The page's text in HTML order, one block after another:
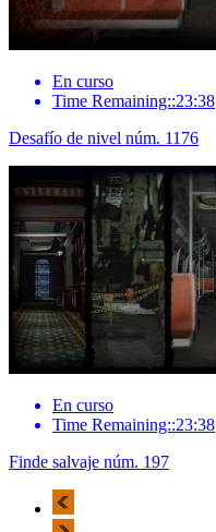
En curso
Time Remaining::23:38
Desafío de nivel núm. 1176
En curso
Time Remaining::23:38
Finde salvaje núm. 197